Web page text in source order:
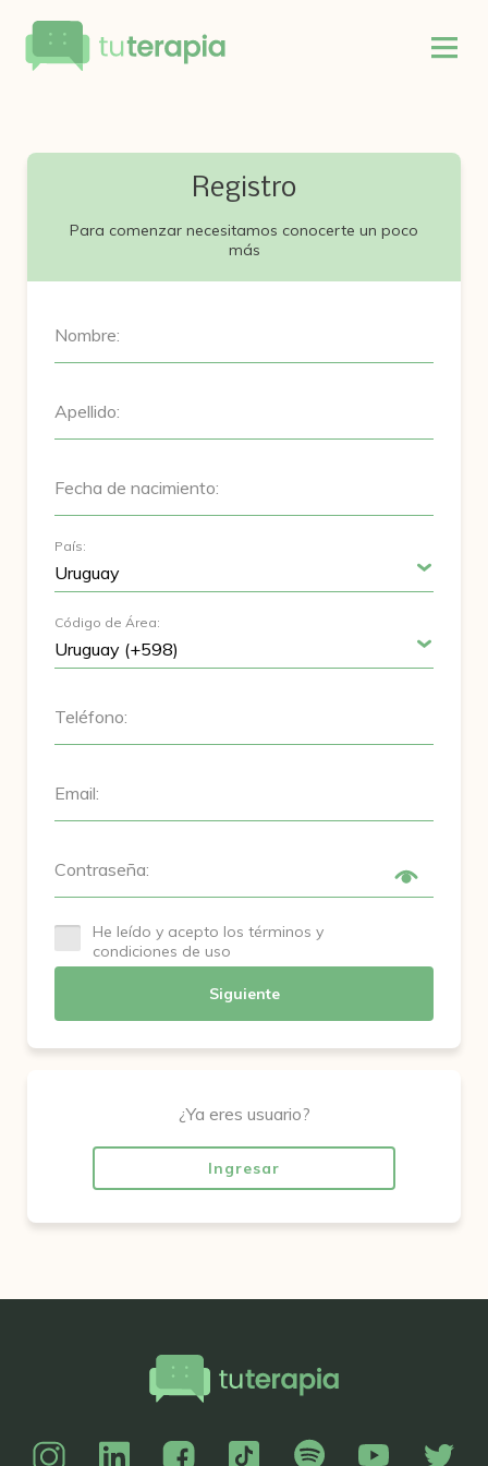
Registro
Para comenzar necesitamos conocerte un poco
más
Nombre:
Apellido:
Fecha de nacimiento:
País:
Código de Área:
Teléfono:
Email:
Contraseña:
He leído y acepto los términos y
condiciones de uso
Siguiente
¿Ya eres usuario?
Ingresar